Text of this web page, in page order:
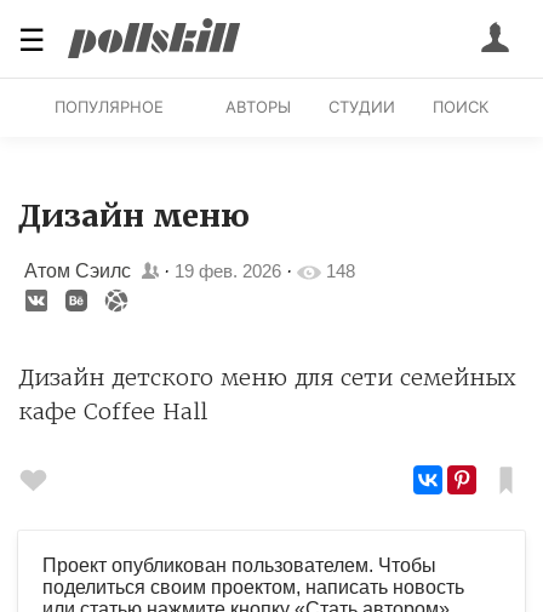
☰
ПОПУЛЯРНОЕ АВТОРЫ СТУДИИ ПОИСК
Дизайн меню
Атом Сэилс · 19 фев. 2026 · 148
Дизайн детского меню для сети семейных
кафе Coffee Hall
Проект опубликован пользователем. Чтобы
поделиться своим проектом, написать новость